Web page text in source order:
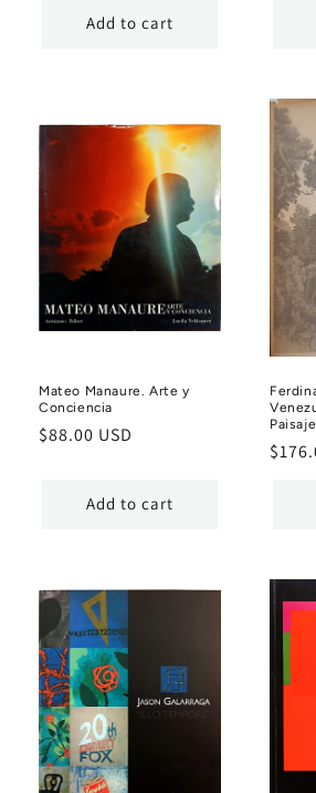
Add to cart
Mateo Manaure. Arte y
Conciencia
Regular
$88.00 USD
Add to cart